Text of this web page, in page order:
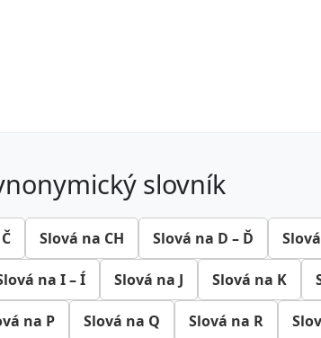
slovník
Slová na CH Slová na D – Ď
na I – Í Slová na J Slová na K
na P Slová na Q Slová na R